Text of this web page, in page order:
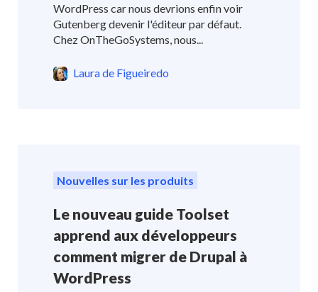
WordPress car nous devrions enfin voir
Gutenberg devenir l'éditeur par défaut.
Chez OnTheGoSystems, nous...
Laura de Figueiredo
Nouvelles sur les produits
Le nouveau guide Toolset
apprend aux développeurs
comment migrer de Drupal à
WordPress